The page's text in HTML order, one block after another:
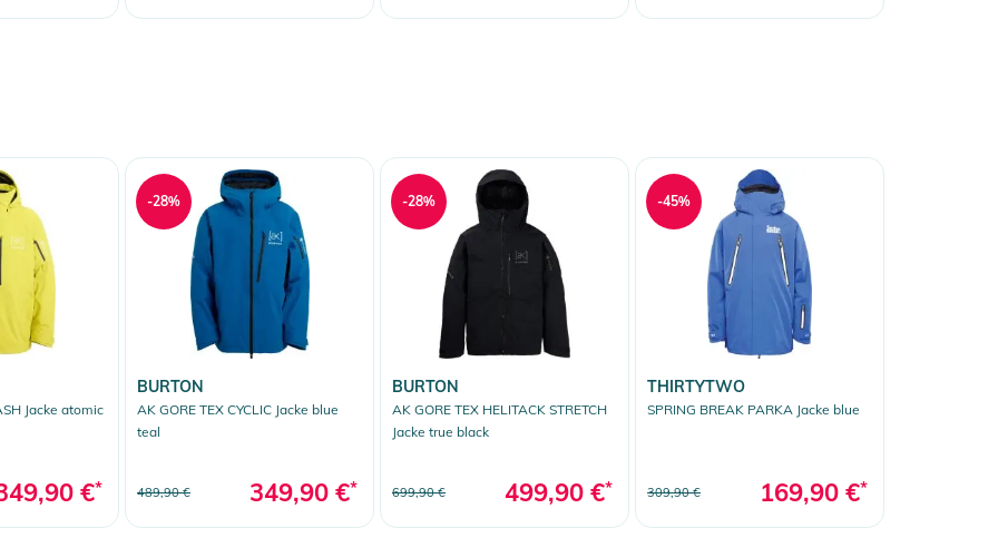
Jacke atomic
€*
BURTON
AK GORE TEX CYCLIC Jacke blue
teal
489,90 € 349,90 €*
-28%
BURTON
AK GORE TEX HELITACK STRETCH
Jacke true black
699,90 € 499,90 €*
-28%
THIRTYTWO
SPRING BREAK PARKA Jacke blue
309,90 € 169,90 €*
-45%